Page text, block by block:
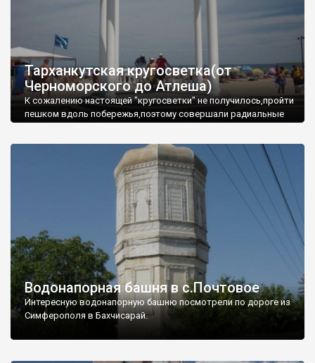
Тарханкутская кругосветка(от
Черноморского до Атлеша)
К сожалению настоящей "кругосветки" не получилось,пройти
пешком вдоль побережья,поэтому совершали радиальные
Водонапорная башня в с.Почтовое
Интересную водонапорную башню посмотрели по дороге из
Симферополя в Бахчисарай.